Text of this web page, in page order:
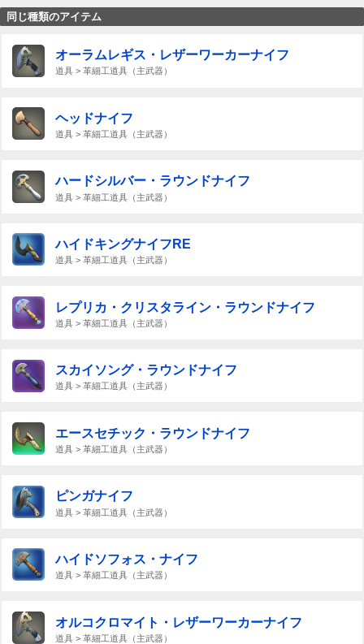
同じ種類のアイテム
オーラムレギス・レザーワーカーナイフ
道具 > 革細工道具（主武器）
ヘッドナイフ
道具 > 革細工道具（主武器）
ハードシルバー・ラウンドナイフ
道具 > 革細工道具（主武器）
ハイドキングナイフRE
道具 > 革細工道具（主武器）
レプリカ・クリスタライン・ラウンドナイフ
道具 > 革細工道具（主武器）
スカイソング・ラウンドナイフ
道具 > 革細工道具（主武器）
エースセチック・ラウンドナイフ
道具 > 革細工道具（主武器）
ピンガナイフ
道具 > 革細工道具（主武器）
ハイドソフォス・ナイフ
道具 > 革細工道具（主武器）
オルコクロマイト・レザーワーカーナイフ
道具 > 革細工道具（主武器）